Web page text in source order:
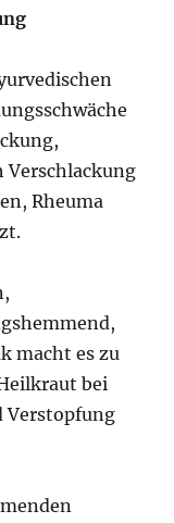
Verschlackung
Rheuma
macht es zu
bei
Verstopfung